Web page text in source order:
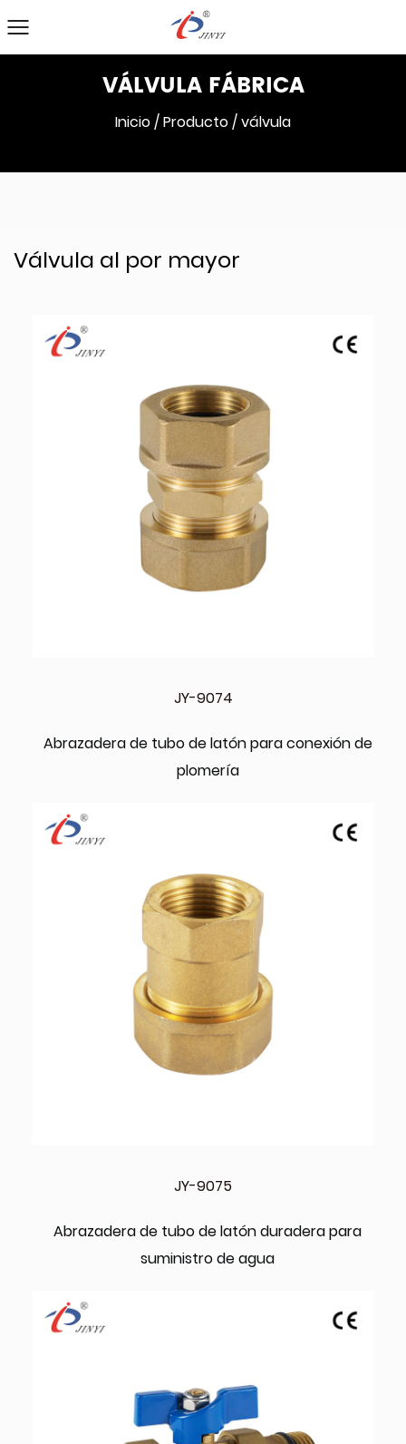
VÁLVULA FÁBRICA
Inicio/Producto/válvula
Válvula al por mayor
JY-9074
Abrazadera de tubo de latón para conexión de
plomería
JY-9075
Abrazadera de tubo de latón duradera para
suministro de agua